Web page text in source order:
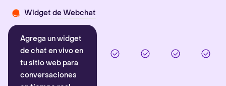
Widget de Webchat
Agrega un widget
de chat en vivo en
tu sitio web para
conversaciones